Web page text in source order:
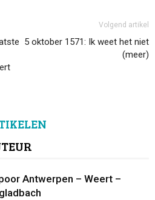
Volgend artikel
5 oktober 1571: Ik weet het niet
(meer)
Antwerpen – Weert –